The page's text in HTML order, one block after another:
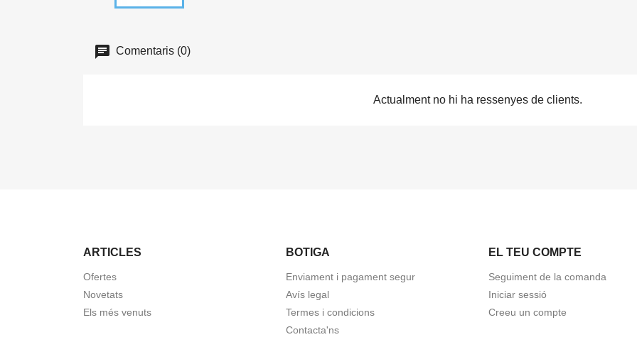
Comentaris (0)
Actualment no hi ha ressenyes de clients.
ARTICLES
Ofertes
Novetats
Els més venuts
BOTIGA
Enviament i pagament segur
Avís legal
Termes i condicions
Contacta'ns
EL TEU COMPTE
Seguiment de la comanda
Iniciar sessió
Creeu un compte